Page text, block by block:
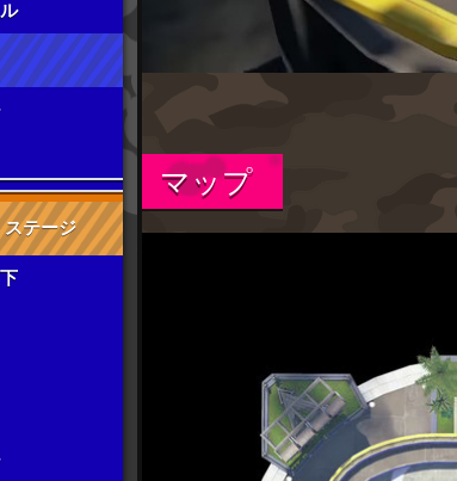
マップ
ステージ